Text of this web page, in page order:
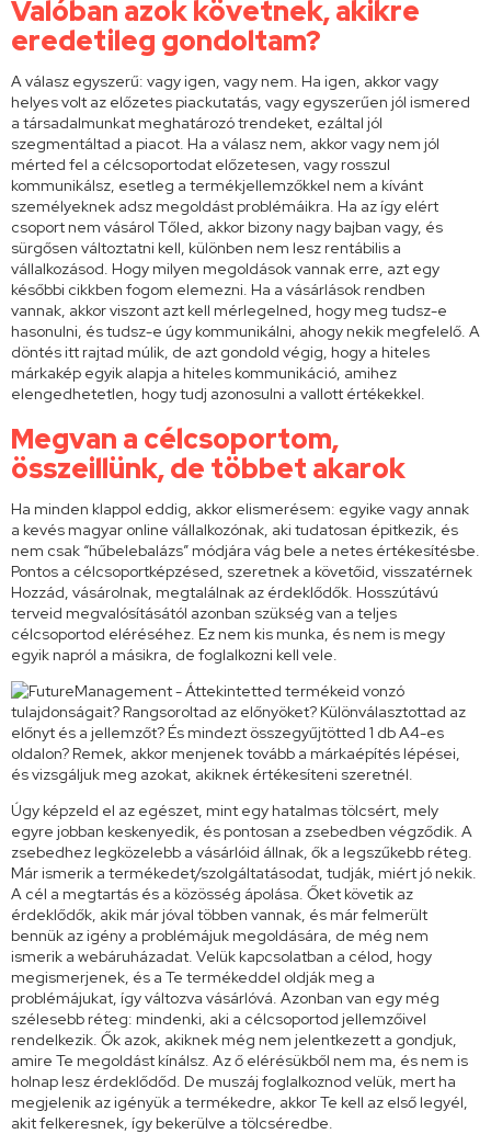
Valóban azok követnek, akikre
eredetileg gondoltam?
A válasz egyszerű: vagy igen, vagy nem. Ha igen, akkor vagy
helyes volt az előzetes piackutatás, vagy egyszerűen jól ismered
a társadalmunkat meghatározó trendeket, ezáltal jól
szegmentáltad a piacot. Ha a válasz nem, akkor vagy nem jól
mérted fel a célcsoportodat előzetesen, vagy rosszul
kommunikálsz, esetleg a termékjellemzőkkel nem a kívánt
személyeknek adsz megoldást problémáikra. Ha az így elért
csoport nem vásárol Tőled, akkor bizony nagy bajban vagy, és
sürgősen változtatni kell, különben nem lesz rentábilis a
vállalkozásod. Hogy milyen megoldások vannak erre, azt egy
későbbi cikkben fogom elemezni. Ha a vásárlások rendben
vannak, akkor viszont azt kell mérlegelned, hogy meg tudsz-e
hasonulni, és tudsz-e úgy kommunikálni, ahogy nekik megfelelő. A
döntés itt rajtad múlik, de azt gondold végig, hogy a hiteles
márkakép egyik alapja a hiteles kommunikáció, amihez
elengedhetetlen, hogy tudj azonosulni a vallott értékekkel.
Megvan a célcsoportom,
összeillünk, de többet akarok
Ha minden klappol eddig, akkor elismerésem: egyike vagy annak
a kevés magyar online vállalkozónak, aki tudatosan épitkezik, és
nem csak “hűbelebalázs” módjára vág bele a netes értékesítésbe.
Pontos a célcsoportképzésed, szeretnek a követőid, visszatérnek
Hozzád, vásárolnak, megtalálnak az érdeklődők. Hosszútávú
terveid megvalósításától azonban szükség van a teljes
célcsoportod eléréséhez. Ez nem kis munka, és nem is megy
egyik napról a másikra, de foglalkozni kell vele.
Úgy képzeld el az egészet, mint egy hatalmas tölcsért, mely
egyre jobban keskenyedik, és pontosan a zsebedben végződik. A
zsebedhez legközelebb a vásárlóid állnak, ők a legszűkebb réteg.
Már ismerik a termékedet/szolgáltatásodat, tudják, miért jó nekik.
A cél a megtartás és a közösség ápolása. Őket követik az
érdeklődők, akik már jóval többen vannak, és már felmerült
bennük az igény a problémájuk megoldására, de még nem
ismerik a webáruházadat. Velük kapcsolatban a célod, hogy
megismerjenek, és a Te termékeddel oldják meg a
problémájukat, így változva vásárlóvá. Azonban van egy még
szélesebb réteg: mindenki, aki a célcsoportod jellemzőivel
rendelkezik. Ők azok, akiknek még nem jelentkezett a gondjuk,
amire Te megoldást kínálsz. Az ő elérésükből nem ma, és nem is
holnap lesz érdeklődőd. De muszáj foglalkoznod velük, mert ha
megjelenik az igényük a termékedre, akkor Te kell az első legyél,
akit felkeresnek, így bekerülve a tölcséredbe.